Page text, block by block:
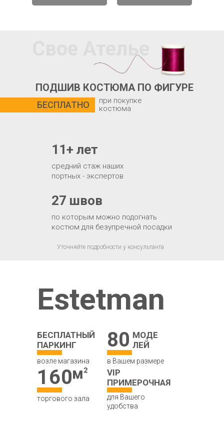
Свое Ателье
ПОДШИВ КОСТЮМА ПО ФИГУРЕ
БЕСПЛАТНО
по которым можно подогнать
костюм для безупречной посадки
27 швов
средний стаж наших
портных - экспертов
11+ лет
при покупке
костюма
Уточняйте подробности у консультанта
Estetman
БЕСПЛАТНЫЙ
ПАРКИНГ
возле магазина
80 МОДЕ
ЛЕЙ
в Вашем размере
160
торгового зала
VIP
ПРИМЕРОЧНАЯ
для Вашего
удобства